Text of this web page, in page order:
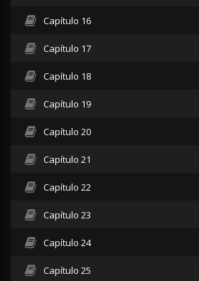
Capítulo 16
Capítulo 17
Capítulo 18
Capítulo 19
Capítulo 20
Capítulo 21
Capítulo 22
Capítulo 23
Capítulo 24
Capítulo 25